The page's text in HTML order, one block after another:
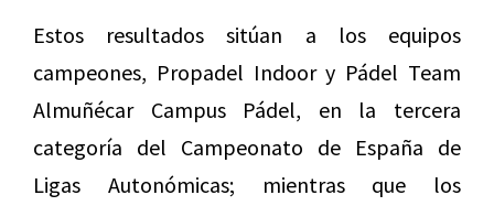
Estos resultados sitúan a los equipos
campeones, Propadel Indoor y Pádel Team
Almuñécar Campus Pádel, en la tercera
categoría del Campeonato de España de
Ligas Autonómicas; mientras que los